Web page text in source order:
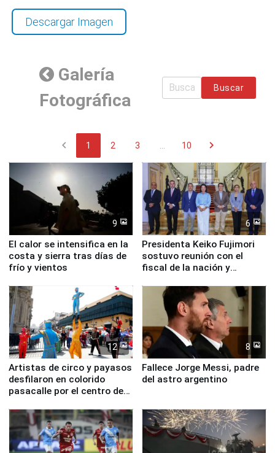
Descargar Imagen
Galería
Fotográfica
Buscar
chevron_left 1 2 3 10 chevron_right
9
El calor se intensifica en la
costa y sierra tras días de
frío y vientos
6
Presidenta Keiko Fujimori
sostuvo reunión con el
fiscal de la nación y
12
Artistas de circo y payasos
desfilaron en colorido
pasacalle por el centro de
8
Fallece Jorge Messi, padre
del astro argentino